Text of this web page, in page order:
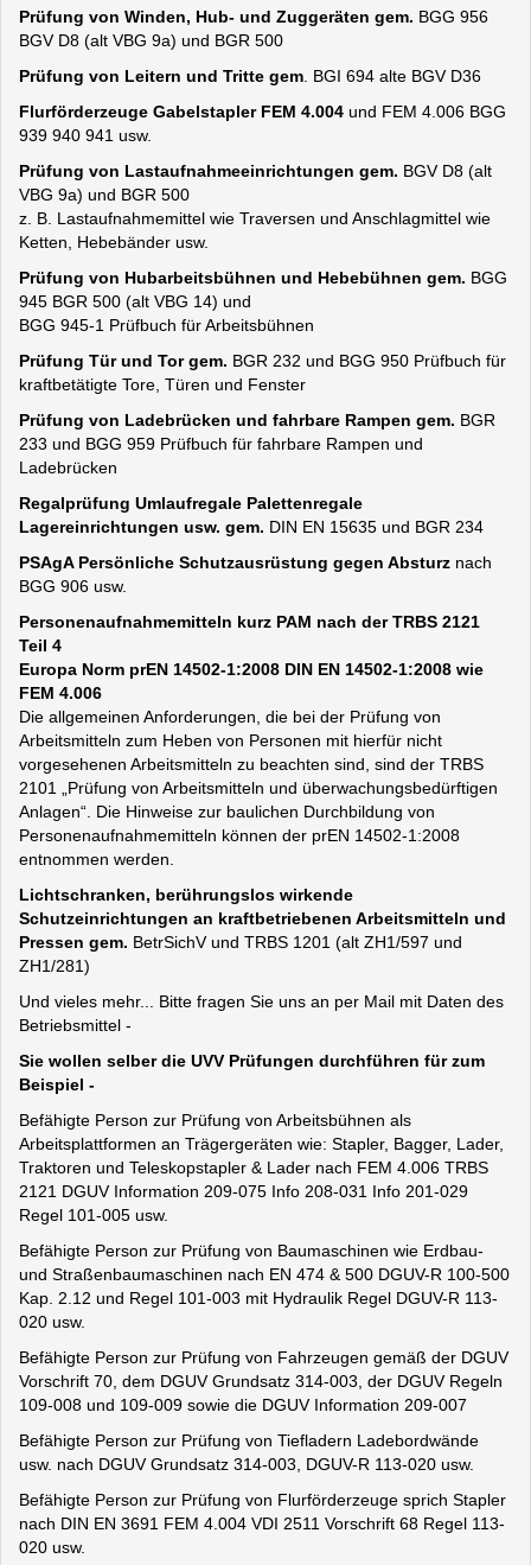
Prüfung von Winden, Hub- und Zuggeräten gem. BGG 956
BGV D8 (alt VBG 9a) und BGR 500
Prüfung von Leitern und Tritte gem . BGI 694 alte BGV D36
Flurförderzeuge Gabelstapler FEM 4.004 und FEM 4.006 BGG
939 940 941 usw.
Prüfung von Lastaufnahmeeinrichtungen gem. BGV D8 (alt
VBG 9a) und BGR 500
z. B. Lastaufnahmemittel wie Traversen und Anschlagmittel wie
Ketten, Hebebänder usw.
Prüfung von Hubarbeitsbühnen und Hebebühnen gem. BGG
945 BGR 500 (alt VBG 14) und
BGG 945-1 Prüfbuch für Arbeitsbühnen
Prüfung Tür und Tor gem. BGR 232 und BGG 950 Prüfbuch für
kraftbetätigte Tore, Türen und Fenster
Prüfung von Ladebrücken und fahrbare Rampen gem. BGR
233 und BGG 959 Prüfbuch für fahrbare Rampen und
Ladebrücken
Regalprüfung Umlaufregale Palettenregale
Lagereinrichtungen usw. gem. DIN EN 15635 und BGR 234
PSAgA Persönliche Schutzausrüstung gegen Absturz nach
BGG 906 usw.
Personenaufnahmemitteln kurz PAM nach der TRBS 2121
Teil 4
Europa Norm prEN 14502-1:2008 DIN EN 14502-1:2008 wie
FEM 4.006
Die allgemeinen Anforderungen, die bei der Prüfung von
Arbeitsmitteln zum Heben von Personen mit hierfür nicht
vorgesehenen Arbeitsmitteln zu beachten sind, sind der TRBS
2101 „Prüfung von Arbeitsmitteln und überwachungsbedürftigen
Anlagen“. Die Hinweise zur baulichen Durchbildung von
Personenaufnahmemitteln können der prEN 14502-1:2008
entnommen werden.
Lichtschranken, berührungslos wirkende
Schutzeinrichtungen an kraftbetriebenen Arbeitsmitteln und
Pressen gem. BetrSichV und TRBS 1201 (alt ZH1/597 und
ZH1/281)
Und vieles mehr... Bitte fragen Sie uns an per Mail mit Daten des
Betriebsmittel -
Sie wollen selber die UVV Prüfungen durchführen für zum
Beispiel -
Befähigte Person zur Prüfung von Arbeitsbühnen als
Arbeitsplattformen an Trägergeräten wie: Stapler, Bagger, Lader,
Traktoren und Teleskopstapler & Lader nach FEM 4.006 TRBS
2121 DGUV Information 209-075 Info 208-031 Info 201-029
Regel 101-005 usw.
Befähigte Person zur Prüfung von Baumaschinen wie Erdbau-
und Straßenbaumaschinen nach EN 474 & 500 DGUV-R 100-500
Kap. 2.12 und Regel 101-003 mit Hydraulik Regel DGUV-R 113-
020 usw.
Befähigte Person zur Prüfung von Fahrzeugen gemäß der DGUV
Vorschrift 70, dem DGUV Grundsatz 314-003, der DGUV Regeln
109-008 und 109-009 sowie die DGUV Information 209-007
Befähigte Person zur Prüfung von Tiefladern Ladebordwände
usw. nach DGUV Grundsatz 314-003, DGUV-R 113-020 usw.
Befähigte Person zur Prüfung von Flurförderzeuge sprich Stapler
nach DIN EN 3691 FEM 4.004 VDI 2511 Vorschrift 68 Regel 113-
020 usw.